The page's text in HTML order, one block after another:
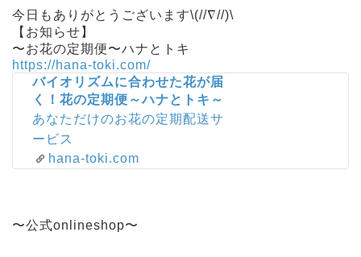
今日もありがとうございます\(//∇//)\
【お知らせ】
〜お花の定期便〜ハナとトキ
https://hana-toki.com/
バイオリズムに合わせた花が届
く！花の定期便～ハナとトキ～
あなただけのお花の定期配送サ
ービス
hana-toki.com
〜公式onlineshop〜